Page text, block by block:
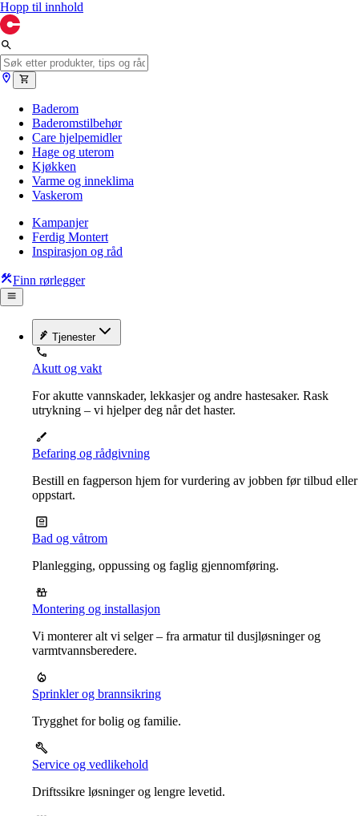
Hopp til innhold
Baderom
Baderomstilbehør
Care hjelpemidler
Hage og uterom
Kjøkken
Varme og inneklima
Vaskerom
Kampanjer
Ferdig Montert
Inspirasjon og råd
Finn rørlegger
Tjenester
Akutt og vakt
For akutte vannskader, lekkasjer og andre hastesaker. Rask
utrykning – vi hjelper deg når det haster.
Befaring og rådgivning
Bestill en fagperson hjem for vurdering av jobben før tilbud eller
oppstart.
Bad og våtrom
Planlegging, oppussing og faglig gjennomføring.
Montering og installasjon
Vi monterer alt vi selger – fra armatur til dusjløsninger og
varmtvannsberedere.
Sprinkler og brannsikring
Trygghet for bolig og familie.
Service og vedlikehold
Driftssikre løsninger og lengre levetid.